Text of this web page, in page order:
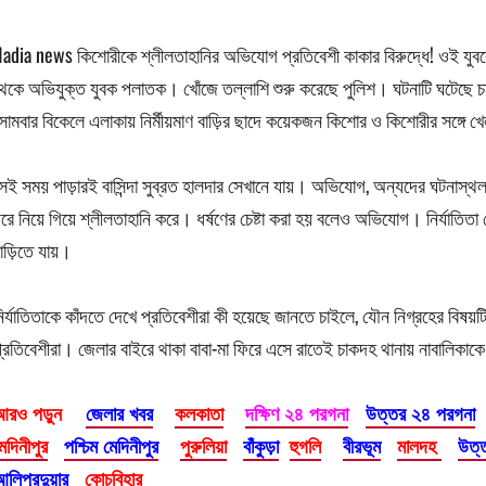
news কিশোরীকে শ্লীলতাহানির অভিযোগ প্রতিবেশী কাকার বিরুদ্ধে! ওই
অভিযুক্ত যুবক পলাতক। খোঁজে তল্লাশি শুরু করেছে পুলিশ। ঘটনাটি ঘটেছে
বিকেলে এলাকায় নির্মীয়মাণ বাড়ির ছাদে কয়েকজন কিশোর ও কিশোরীর সঙ্গে
সময় পাড়ারই বাসিন্দা সুব্রত হালদার সেখানে যায়। অভিযোগ, অন্যদের
নিয়ে গিয়ে শ্লীলতাহানি করে। ধর্ষণের চেষ্টা করা হয় বলেও অভিযোগ।
যায়।
কাঁদতে দেখে প্রতিবেশীরা কী হয়েছে জানতে চাইলে, যৌন নিগ্রহের
জেলার বাইরে থাকা বাবা-মা ফিরে এসে রাতেই চাকদহ থানায়
পড়ুন জেলার খবর কলকাতা দক্ষিণ ২৪ পরগনা
উত্তর ২৪ পরগনা
পশ্চিম মেদিনীপুর পুরুলিয়া বাঁকুড়া হুগলি বীরভূম মালদহ
কোচবিহার